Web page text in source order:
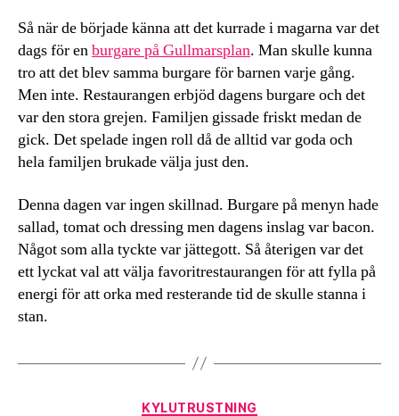
Så när de började känna att det kurrade i magarna var det
dags för enburgare på Gullmarsplan. Man skulle kunna
tro att det blev samma burgare för barnen varje gång.
Men inte. Restaurangen erbjöd dagens burgare och det
var den stora grejen. Familjen gissade friskt medan de
gick. Det spelade ingen roll då de alltid var goda och
hela familjen brukade välja just den.
Denna dagen var ingen skillnad. Burgare på menyn hade
sallad, tomat och dressing men dagens inslag var bacon.
Något som alla tyckte var jättegott. Så återigen var det
ett lyckat val att välja favoritrestaurangen för att fylla på
energi för att orka med resterande tid de skulle stanna i
stan.
Kategorier
KYLUTRUSTNING